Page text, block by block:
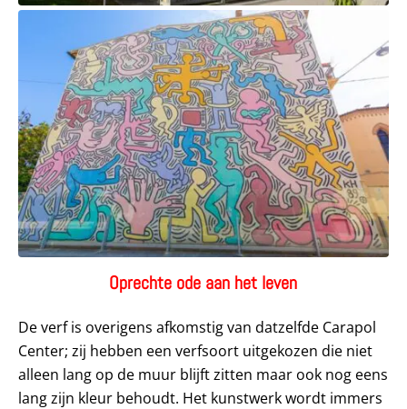
Oprechte ode aan het leven
De verf is overigens afkomstig van datzelfde Carapol
Center; zij hebben een verfsoort uitgekozen die niet
alleen lang op de muur blijft zitten maar ook nog eens
lang zijn kleur behoudt. Het kunstwerk wordt immers